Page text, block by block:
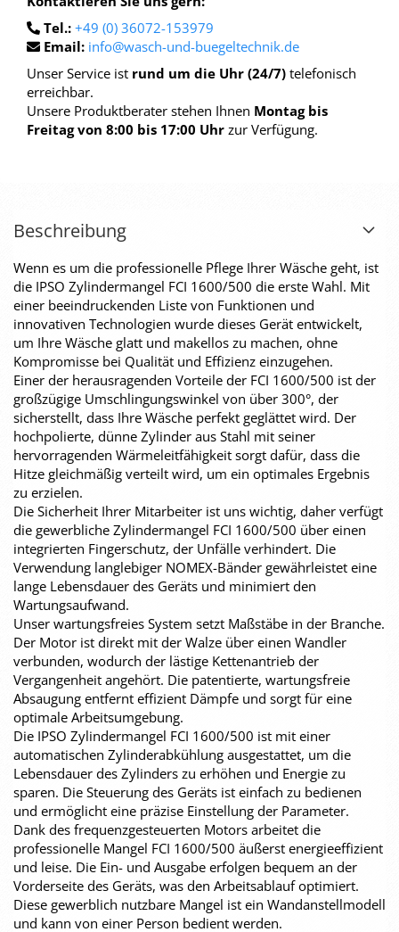
Tel.: +49 (0) 36072-153979
Email: info@wasch-und-buegeltechnik.de
Unser Service ist rund um die Uhr (24/7) telefonisch
erreichbar.
Unsere Produktberater stehen Ihnen Montag bis
Freitag von 8:00 bis 17:00 Uhr zur Verfügung.
Beschreibung
Wenn es um die professionelle Pflege Ihrer Wäsche geht, ist
die IPSO Zylindermangel FCI 1600/500 die erste Wahl. Mit
einer beeindruckenden Liste von Funktionen und
innovativen Technologien wurde dieses Gerät entwickelt,
um Ihre Wäsche glatt und makellos zu machen, ohne
Kompromisse bei Qualität und Effizienz einzugehen.
Einer der herausragenden Vorteile der FCI 1600/500 ist der
großzügige Umschlingungswinkel von über 300°, der
sicherstellt, dass Ihre Wäsche perfekt geglättet wird. Der
hochpolierte, dünne Zylinder aus Stahl mit seiner
hervorragenden Wärmeleitfähigkeit sorgt dafür, dass die
Hitze gleichmäßig verteilt wird, um ein optimales Ergebnis
zu erzielen.
Die Sicherheit Ihrer Mitarbeiter ist uns wichtig, daher verfügt
die gewerbliche Zylindermangel FCI 1600/500 über einen
integrierten Fingerschutz, der Unfälle verhindert. Die
Verwendung langlebiger NOMEX-Bänder gewährleistet eine
lange Lebensdauer des Geräts und minimiert den
Wartungsaufwand.
Unser wartungsfreies System setzt Maßstäbe in der Branche.
Der Motor ist direkt mit der Walze über einen Wandler
verbunden, wodurch der lästige Kettenantrieb der
Vergangenheit angehört. Die patentierte, wartungsfreie
Absaugung entfernt effizient Dämpfe und sorgt für eine
optimale Arbeitsumgebung.
Die IPSO Zylindermangel FCI 1600/500 ist mit einer
automatischen Zylinderabkühlung ausgestattet, um die
Lebensdauer des Zylinders zu erhöhen und Energie zu
sparen. Die Steuerung des Geräts ist einfach zu bedienen
und ermöglicht eine präzise Einstellung der Parameter.
Dank des frequenzgesteuerten Motors arbeitet die
professionelle Mangel FCI 1600/500 äußerst energieeffizient
und leise. Die Ein- und Ausgabe erfolgen bequem an der
Vorderseite des Geräts, was den Arbeitsablauf optimiert.
Diese gewerblich nutzbare Mangel ist ein Wandanstellmodell
und kann von einer Person bedient werden.